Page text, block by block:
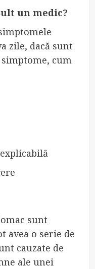
un medic?
zile, dacă sunt
cum
sunt
avea o serie de
cauzate de
ale unei